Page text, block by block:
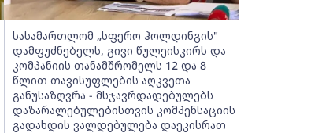
სასამართლომ „სფერო ჰოლდინგის"
დამფუძნებელს, გივი წულეისკირს და
კომპანიის თანამშრომელს 12 და 8
წლით თავისუფლების აღკვეთა
განუსაზღვრა - მსჯავრდადებულებს
დაზარალებულებისთვის კომპენსაციის
გადახდის ვალდებულება დაეკისრათ